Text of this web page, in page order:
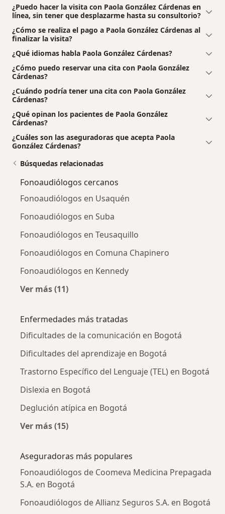
¿Puedo hacer la visita con Paola González Cárdenas en
línea, sin tener que desplazarme hasta su consultorio?
¿Cómo se realiza el pago a Paola González Cárdenas al
finalizar la visita?
¿Qué idiomas habla Paola González Cárdenas?
¿Cómo puedo reservar una cita con Paola González
Cárdenas?
¿Cuándo podría tener una cita con Paola González
Cárdenas?
¿Qué opinan los pacientes de Paola González
Cárdenas?
¿Cuáles son las aseguradoras que acepta Paola
González Cárdenas?
Búsquedas relacionadas
Fonoaudiólogos cercanos
Fonoaudiólogos en Usaquén
Fonoaudiólogos en Suba
Fonoaudiólogos en Teusaquillo
Fonoaudiólogos en Comuna Chapinero
Fonoaudiólogos en Kennedy
Ver más (11)
Enfermedades más tratadas
Dificultades de la comunicación en Bogotá
Dificultades del aprendizaje en Bogotá
Trastorno Específico del Lenguaje (TEL) en Bogotá
Dislexia en Bogotá
Deglución atípica en Bogotá
Ver más (15)
Aseguradoras más populares
Fonoaudiólogos de Coomeva Medicina Prepagada
S.A. en Bogotá
Fonoaudiólogos de Allianz Seguros S.A. en Bogotá